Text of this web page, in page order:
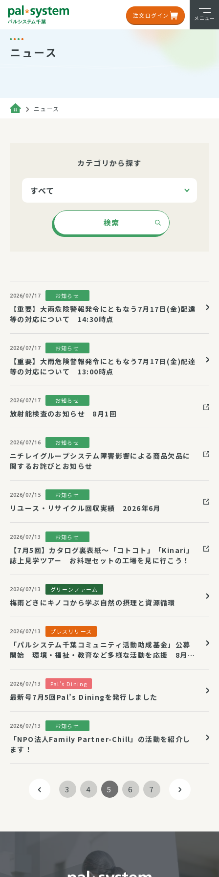
注文ログイン メニュー
ニュース
ニュース
カテゴリから探す
検索
2026/07/17 お知らせ
【重要】大雨危険警報発令にともなう7月17日(金)配達
等の対応について 14:30時点
2026/07/17 お知らせ
【重要】大雨危険警報発令にともなう7月17日(金)配達
等の対応について 13:00時点
2026/07/17 お知らせ
放射能検査のお知らせ 8月1回
2026/07/16 お知らせ
ニチレイグループシステム障害影響による商品欠品に
関するお詫びとお知らせ
2026/07/15 お知らせ
リユース・リサイクル回収実績 2026年6月
2026/07/13 お知らせ
【7月5回】カタログ裏表紙～「コトコト」「Kinari」
誌上見学ツアー お料理セットの工場を見に行こう！
2026/07/13 グリーンファーム
梅雨どきにキノコから学ぶ自然の摂理と資源循環
2026/07/13 プレスリリース
「パルシステム千葉コミュニティ活動助成基金」公募
開始 環境・福祉・教育など多様な活動を応援 8月28
2026/07/13 Pal’s Dining
最新号7月5回Pal’s Diningを発行しました
2026/07/13 お知らせ
「NPO法人Family Partner-Chill」の活動を紹介し
ます！
3 4 5 6 7